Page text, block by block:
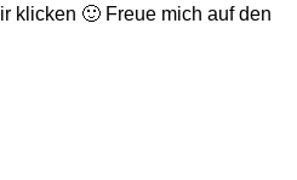
klicken 🙂 Freue mich auf den